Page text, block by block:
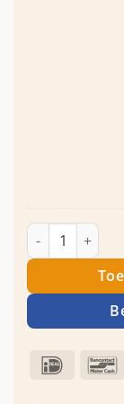
Akoestisch
IDeal